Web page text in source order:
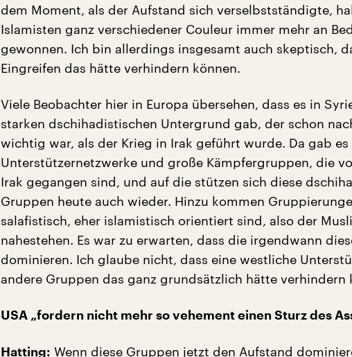
dem Moment, als der Aufstand sich verselbstständigte,
Islamisten ganz verschiedener Couleur immer mehr an
gewonnen. Ich bin allerdings insgesamt auch skeptisch,
Eingreifen das hätte verhindern können.
Viele Beobachter hier in Europa übersehen, dass es in
starken dschihadistischen Untergrund gab, der schon
wichtig war, als der Krieg in Irak geführt wurde. Da gab
Unterstützernetzwerke und große Kämpfergruppen, die
Irak gegangen sind, und auf die stützen sich diese
Gruppen heute auch wieder. Hinzu kommen
salafistisch, eher islamistisch orientiert sind, also der
nahestehen. Es war zu erwarten, dass die irgendwann
dominieren. Ich glaube nicht, dass eine westliche
andere Gruppen das ganz grundsätzlich hätte verhindern
USA „fordern nicht mehr so vehement einen Sturz des
Hatting: Wenn diese Gruppen jetzt den Aufstand